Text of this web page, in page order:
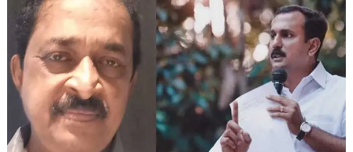
ഹിരോഷിമ ദിനത്തിൽ പ്രത്യേകം തയ്യാറാക്കിയ സ്മൃതി
മണ്ഡപത്തിൽ പുഷ്പാർച്ചന നടത്തി കൊഴുവനാൽ SJNHSS
ലെ കുട്ടികൾ
ദുരന്ത ബാധിതർക്ക് ഭക്ഷ്യ കിറ്റുകൾ വിതരണം ചെയ്തു
പ്രളയബാധിതർക്ക് സഹായ ഹസ്തവുമായി കോൺഗ്രസ്
കുന്നോന്നി വാർഡ് കമ്മറ്റി